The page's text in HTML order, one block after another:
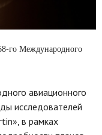
го Международного
авиационного
исследователей
в рамках